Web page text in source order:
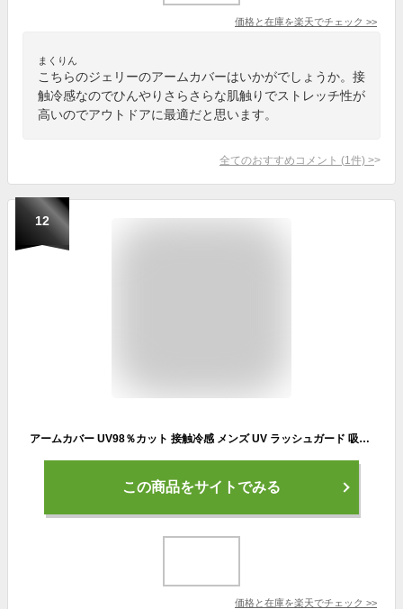
価格と在庫を楽天でチェック >>
まくりん
こちらのジェリーのアームカバーはいかがでしょうか。接
触冷感なのでひんやりさらさらな肌触りでストレッチ性が
高いのでアウトドアに最適だと思います。
全てのおすすめコメント (1 件) >
12
アームカバー UV98％カット 接触冷感 メンズ UV ラッシュガード 吸水速乾 ロング 手袋 夏 水陸両用 日焼け止め UPF50+ 腕カバー アームガード 洗える スポーツ アウトドア 自転車 運転 に
この商品をサイトでみる
価格と在庫を楽天でチェック >>